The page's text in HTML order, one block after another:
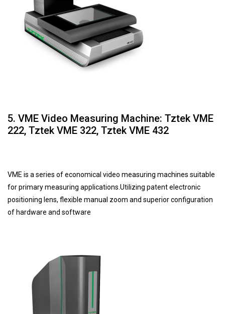
5. VME Video Measuring Machine: Tztek VME
222, Tztek VME 322, Tztek VME 432
VME is a series of economical video measuring machines suitable
for primary measuring applications.Utilizing patent electronic
positioning lens, flexible manual zoom and superior configuration
of hardware and software